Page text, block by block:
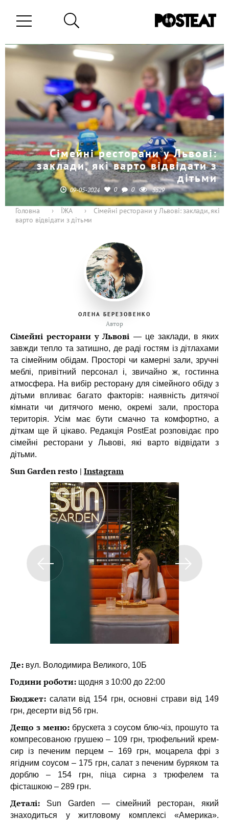
Сімейні ресторани у Львові:
заклади, які варто відвідати з
дітьми
09-05-2024 0 0 5529
Головна › ЇЖА ›
Сімейні ресторани у Львові: заклади, які
варто відвідати з дітьми
ОЛЕНА БЕРЕЗОВЕНКО
Автор
Сімейні ресторани у Львові — це заклади, в яких
завжди тепло та затишно, де раді гостям із дітлахами
та сімейним обідам. Просторі чи камерні зали, зручні
меблі, привітний персонал і, звичайно ж, гостинна
атмосфера. На вибір ресторану для сімейного обіду з
дітьми впливає багато факторів: наявність дитячої
кімнати чи дитячого меню, окремі зали, простора
територія. Усім має бути смачно та комфортно, а
діткам ще й цікаво. Редакція PostEat розповідає про
сімейні ресторани у Львові, які варто відвідати з
дітьми.
Sun Garden resto | Instagram
Де: вул. Володимира Великого, 10Б
Години роботи: щодня з 10:00 до 22:00
Бюджет: салати від 154 грн, основні страви від 149
грн, десерти від 56 грн.
Дещо з меню: брускета з соусом блю-чіз, прошуто та
компресованою грушею – 109 грн, трюфельний крем-
сир із печеним перцем – 169 грн, моцарела фрі з
ягідним соусом – 175 грн, салат з печеним буряком та
дорблю – 154 грн, піца сирна з трюфелем та
фісташкою – 289 грн.
Деталі:
Sun Garden — сімейний ресторан, який
знаходиться у житловому комплексі «Америка».